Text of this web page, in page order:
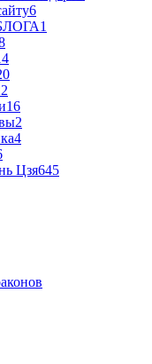
6
1
16
2
4
Цзя645